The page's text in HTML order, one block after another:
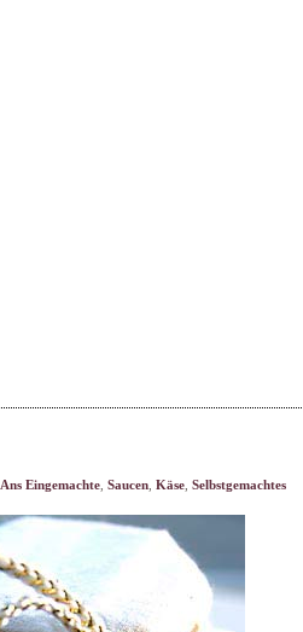
Ans Eingemachte Saucen Käse Selbstgemachtes